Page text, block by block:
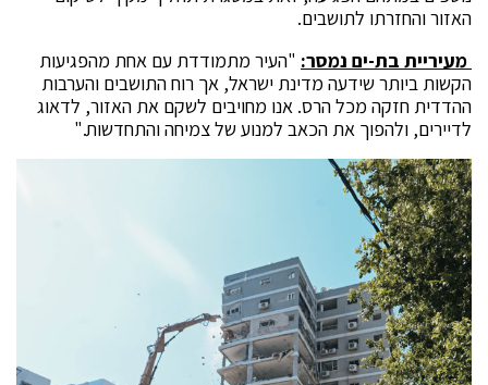
האזור והחזרתו לתושבים.
מעיריית בת-ים נמסר: "העיר מתמודדת עם אחת מהפגיעות
הקשות ביותר שידעה מדינת ישראל, אך רוח התושבים והערבות
ההדדית חזקה מכל הרס. אנו מחויבים לשקם את האזור, לדאוג
לדיירים, ולהפוך את הכאב למנוע של צמיחה והתחדשות."